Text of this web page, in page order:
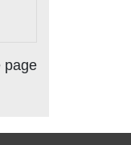
page